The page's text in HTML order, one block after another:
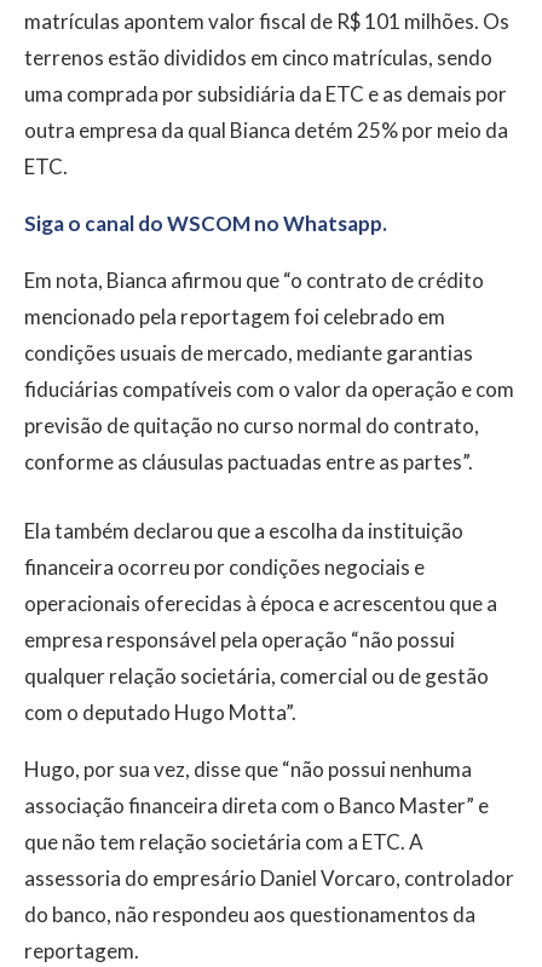
matrículas apontem valor fiscal de R$ 101 milhões. Os
terrenos estão divididos em cinco matrículas, sendo
uma comprada por subsidiária da ETC e as demais por
outra empresa da qual Bianca detém 25% por meio da
ETC.
Siga o canal do WSCOM no Whatsapp.
Em nota, Bianca afirmou que “o contrato de crédito
mencionado pela reportagem foi celebrado em
condições usuais de mercado, mediante garantias
fiduciárias compatíveis com o valor da operação e com
previsão de quitação no curso normal do contrato,
conforme as cláusulas pactuadas entre as partes”.
Ela também declarou que a escolha da instituição
financeira ocorreu por condições negociais e
operacionais oferecidas à época e acrescentou que a
empresa responsável pela operação “não possui
qualquer relação societária, comercial ou de gestão
com o deputado Hugo Motta”.
Hugo, por sua vez, disse que “não possui nenhuma
associação financeira direta com o Banco Master” e
que não tem relação societária com a ETC. A
assessoria do empresário Daniel Vorcaro, controlador
do banco, não respondeu aos questionamentos da
reportagem.